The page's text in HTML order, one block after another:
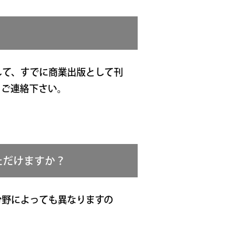
、すでに商業出版として刊
連絡下さい。
けますか？
によっても異なりますの